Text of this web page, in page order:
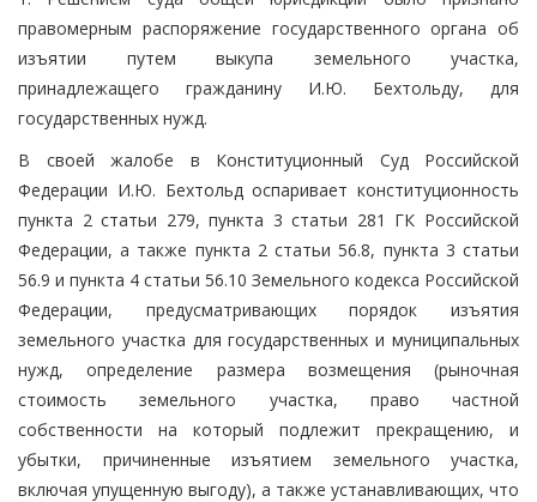
правомерным распоряжение государственного органа об
изъятии путем выкупа земельного участка,
принадлежащего гражданину И.Ю. Бехтольду, для
государственных нужд.
В своей жалобе в Конституционный Суд Российской
Федерации И.Ю. Бехтольд оспаривает конституционность
пункта 2 статьи 279, пункта 3 статьи 281 ГК Российской
Федерации, а также пункта 2 статьи 56.8, пункта 3 статьи
56.9 и пункта 4 статьи 56.10 Земельного кодекса Российской
Федерации, предусматривающих порядок изъятия
земельного участка для государственных и муниципальных
нужд, определение размера возмещения (рыночная
стоимость земельного участка, право частной
собственности на который подлежит прекращению, и
убытки, причиненные изъятием земельного участка,
включая упущенную выгоду), а также устанавливающих, что